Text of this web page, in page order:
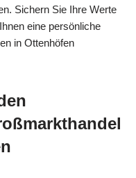
Sichern Sie Ihre Werte
eine persönliche
in Ottenhöfen